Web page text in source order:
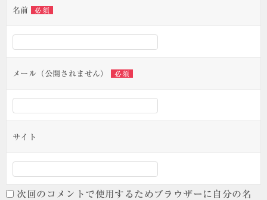
ー
シ
ョ
ン
名前 必須
メール（公開されません） 必須
サイト
次回のコメントで使用するためブラウザーに自分の名